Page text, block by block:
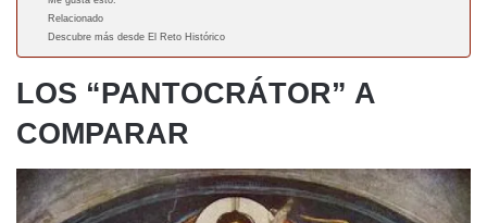
Relacionado
Descubre más desde El Reto Histórico
LOS “PANTOCRÁTOR” A
COMPARAR